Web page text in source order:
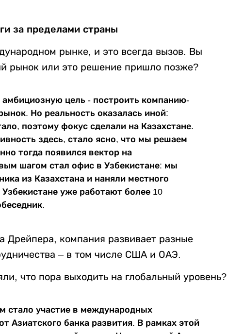
за пределами страны
рынке, и это всегда вызов. Вы
рынок или это решение пришло позже?
цель - построить компанию-
Но реальность оказалась иной:
поэтому фокус сделали на Казахстане.
здесь, стало ясно, что мы решаем
тогда появился вектор на
шагом стал офис в Узбекистане: мы
из Казахстана и наняли местного
уже работают более 10
Дрейпера, компания развивает разные
– в том числе США и ОАЭ.
что пора выходить на глобальный уровень?
стало участие в международных
Азиатского банка развития. В рамках этой